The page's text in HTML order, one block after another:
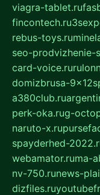
viagra-tablet.ru
fincontech.ru
rebus-toys.ru
seo-prodvizhenie-
card-voice.ru
domizbrusa-
a380club.ru
perk-oka.rug-
naruto-x.ru
spayderhed-
webamator.ruma-
nv-750.runews-
dizfiles.ru